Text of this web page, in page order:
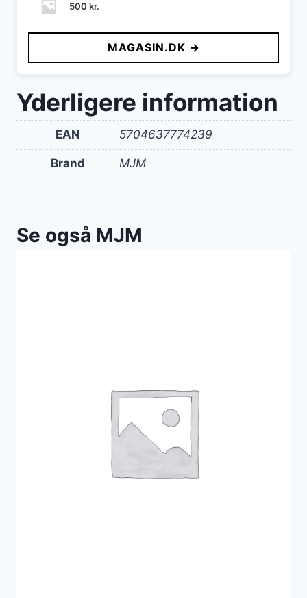
500 kr.
MAGASIN.DK →
Yderligere information
EAN 5704637774239
Brand MJM
Se også MJM